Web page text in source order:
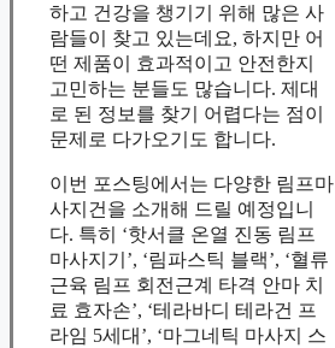
하고 건강을 챙기기 위해 많은 사
람들이 찾고 있는데요, 하지만 어
떤 제품이 효과적이고 안전한지
고민하는 분들도 많습니다. 제대
로 된 정보를 찾기 어렵다는 점이
문제로 다가오기도 합니다.
이번 포스팅에서는 다양한 림프마
사지건을 소개해 드릴 예정입니
다. 특히 ‘핫서클 온열 진동 림프
마사지기’, ‘림파스틱 블랙’, ‘혈류
근육 림프 회전근계 타격 안마 치
료 효자손’, ‘테라바디 테라건 프
라임 5세대’, ‘마그네틱 마사지 스